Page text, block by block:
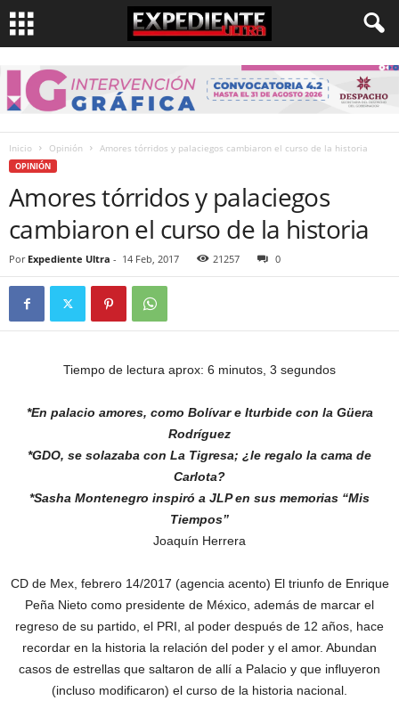
Inicio Opinión Amores tórridos y palaciegos cambiaron el curso de la historia
OPINIÓN
Amores tórridos y palaciegos
cambiaron el curso de la historia
Por Expediente Ultra - 14 Feb, 2017 21257 0
Tiempo de lectura aprox: 6 minutos, 3 segundos
*En palacio amores, como Bolívar e Iturbide con la Güera
Rodríguez
*GDO, se solazaba con La Tigresa; ¿le regalo la cama de
Carlota?
*Sasha Montenegro inspiró a JLP en sus memorias “Mis
Tiempos”
Joaquín Herrera
CD de Mex, febrero 14/2017 (agencia acento) El triunfo de Enrique
Peña Nieto como presidente de México, además de marcar el
regreso de su partido, el PRI, al poder después de 12 años, hace
recordar en la historia la relación del poder y el amor. Abundan
casos de estrellas que saltaron de allí a Palacio y que influyeron
(incluso modificaron) el curso de la historia nacional.